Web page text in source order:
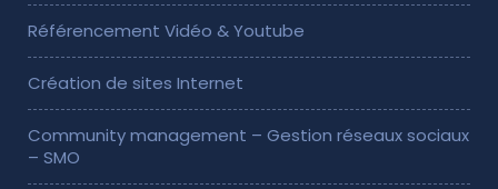
Référencement Vidéo & Youtube
Création de sites Internet
Community management – Gestion réseaux sociaux
– SMO